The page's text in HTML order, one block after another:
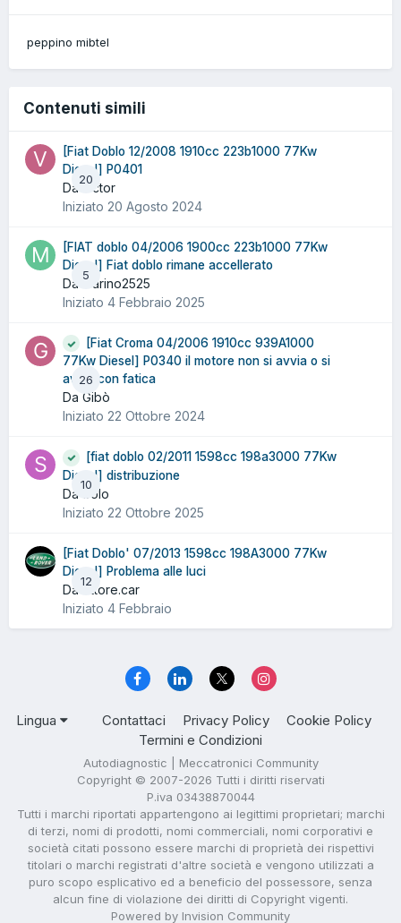
peppino mibtel
Contenuti simili
20
[Fiat Doblo 12/2008 1910cc 223b1000 77Kw
Diesel] P0401
Da victor
Iniziato 20 Agosto 2024
5
[FIAT doblo 04/2006 1900cc 223b1000 77Kw
Diesel] Fiat doblo rimane accellerato
Da marino2525
Iniziato 4 Febbraio 2025
26
[Fiat Croma 04/2006 1910cc 939A1000
77Kw Diesel] P0340 il motore non si avvia o si
avvia con fatica
Da Gibò
Iniziato 22 Ottobre 2024
10
[fiat doblo 02/2011 1598cc 198a3000 77Kw
Diesel] distribuzione
Da Solo
Iniziato 22 Ottobre 2025
12
[Fiat Doblo' 07/2013 1598cc 198A3000 77Kw
Diesel] Problema alle luci
Da ettore.car
Iniziato 4 Febbraio
Lingua Contattaci Privacy Policy
Cookie Policy
Termini e Condizioni
Autodiagnostic | Meccatronici Community
Copyright © 2007-2026 Tutti i diritti riservati
P.iva 03438870044
Tutti i marchi riportati appartengono ai legittimi proprietari; marchi
di terzi, nomi di prodotti, nomi commerciali, nomi corporativi e
società citati possono essere marchi di proprietà dei rispettivi
titolari o marchi registrati d'altre società e vengono utilizzati a
puro scopo esplicativo ed a beneficio del possessore, senza
alcun fine di violazione dei diritti di Copyright vigenti.
Powered by Invision Community